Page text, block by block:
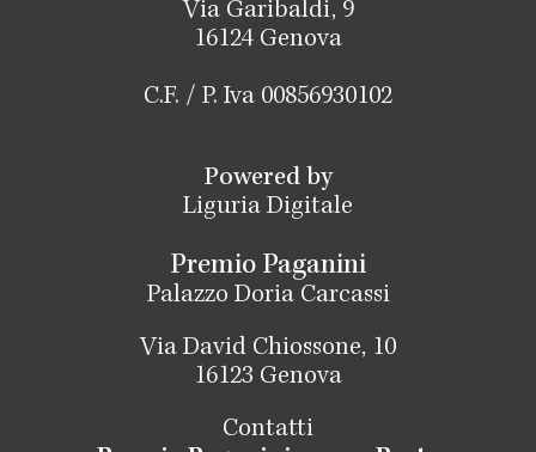
Via Garibaldi, 9
16124 Genova
C.F. / P. Iva 00856930102
Powered by
Liguria Digitale
Premio Paganini
Palazzo Doria Carcassi
Via David Chiossone, 10
16123 Genova
Contatti